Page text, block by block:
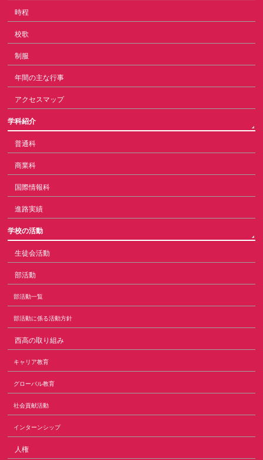
時程
校歌
制服
年間の主な行事
アクセスマップ
学科紹介
普通科
商業科
国際情報科
進路実績
学校の活動
生徒会活動
部活動
部活動一覧
部活動に係る活動方針
西高の取り組み
キャリア教育
グローバル教育
社会貢献活動
インターンシップ
人権